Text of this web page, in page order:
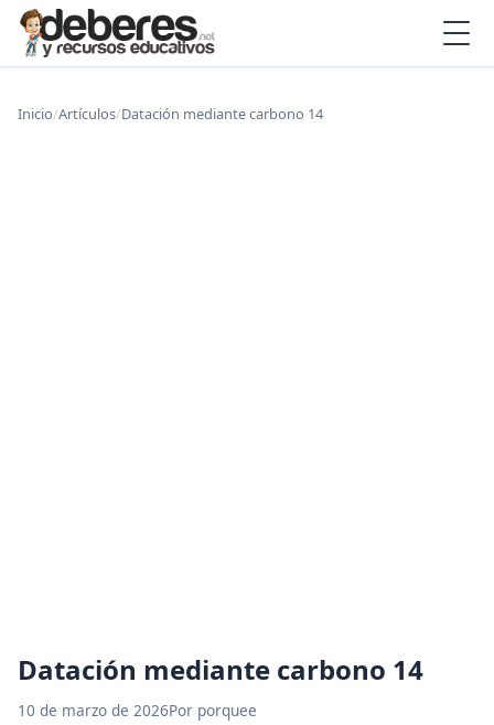
Inicio/Artículos/Datación mediante carbono 14
Datación mediante carbono 14
10 de marzo de 2026Por porquee